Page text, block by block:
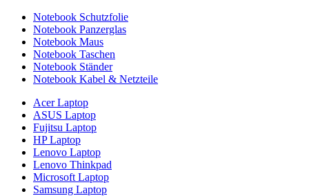
Notebook Schutzfolie
Notebook Panzerglas
Notebook Maus
Notebook Taschen
Notebook Ständer
Notebook Kabel & Netzteile
Acer Laptop
ASUS Laptop
Fujitsu Laptop
HP Laptop
Lenovo Laptop
Lenovo Thinkpad
Microsoft Laptop
Samsung Laptop